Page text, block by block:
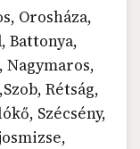
Orosháza,
Battonya,
Nagymaros,
Rétság,
Szécsény,